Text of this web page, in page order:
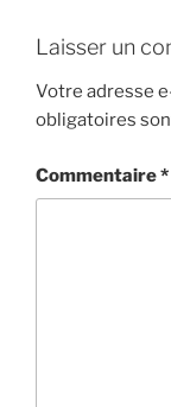
Laisser un
Votre adresse
obligatoires
Commentaire*